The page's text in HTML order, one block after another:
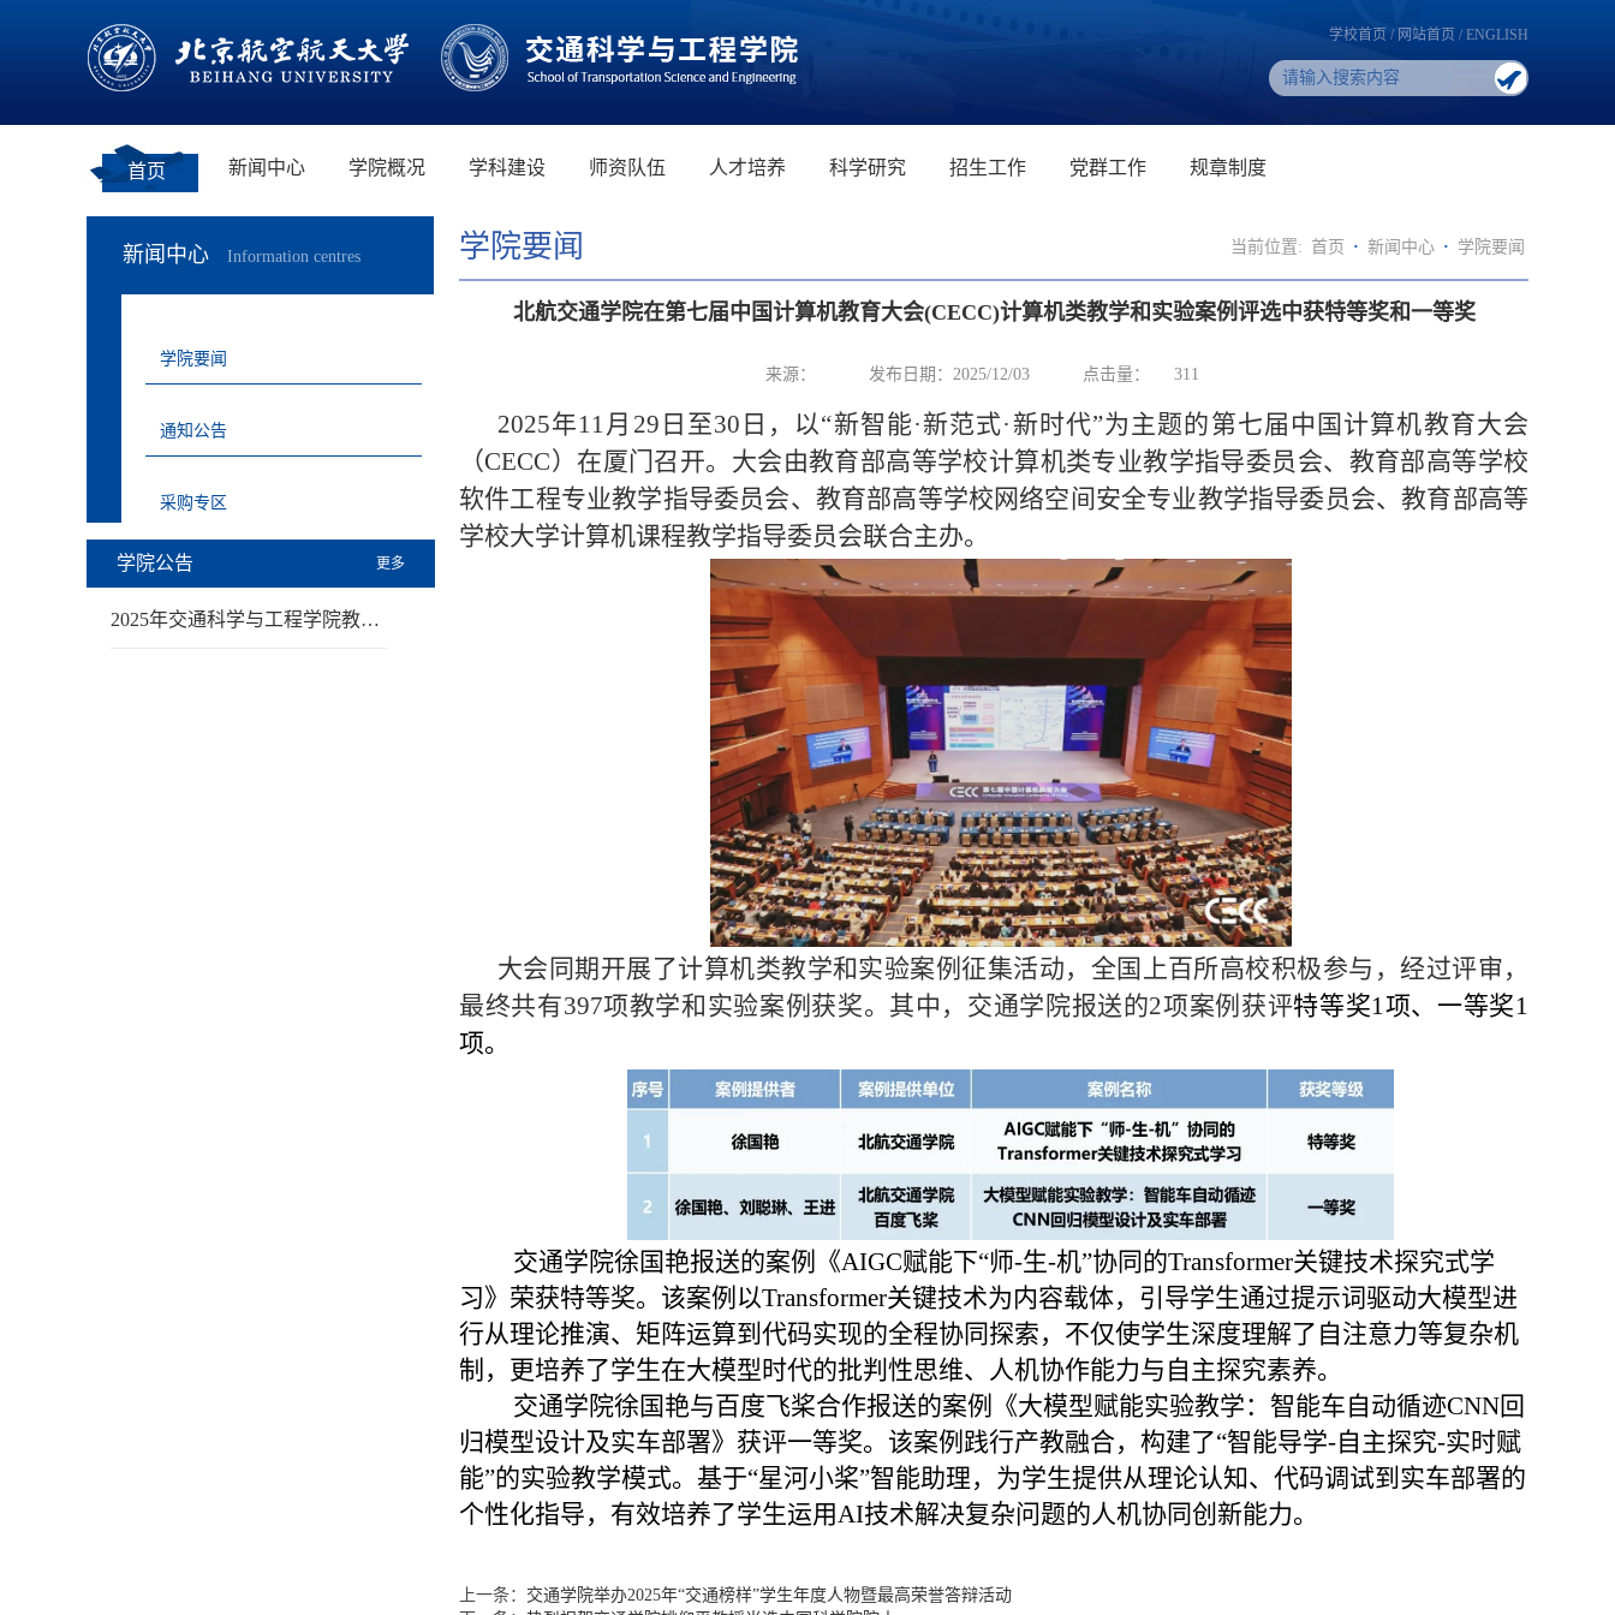
学校首页 / 网站首页 / ENGLISH
首页 新闻中心 学院概况 学科建设 师资队伍 人才培养 科学研究 招生工作 党群工作 规章制度
新闻中心 Information centres
学院要闻
通知公告
采购专区
学院公告 更多
2025年交通科学与工程学院教…
学院要闻 当前位置: 首页 · 新闻中心 · 学院要闻
北航交通学院在第七届中国计算机教育大会(CECC)计算机类教学和实验案例评选中获特等奖和一等奖
来源： 发布日期：2025/12/03 点击量： 311
2025年11月29日至30日，以“新智能·新范式·新时代”为主题的第七届中国计算机教育大会
（CECC）在厦门召开。大会由教育部高等学校计算机类专业教学指导委员会、教育部高等学校
软件工程专业教学指导委员会、教育部高等学校网络空间安全专业教学指导委员会、教育部高等
学校大学计算机课程教学指导委员会联合主办。
大会同期开展了计算机类教学和实验案例征集活动，全国上百所高校积极参与，经过评审，
最终共有397项教学和实验案例获奖。其中，交通学院报送的2项案例获评特等奖1项、一等奖1
项。
交通学院徐国艳报送的案例《AIGC赋能下“师-生-机”协同的Transformer关键技术探究式学
习》荣获特等奖。该案例以Transformer关键技术为内容载体，引导学生通过提示词驱动大模型进
行从理论推演、矩阵运算到代码实现的全程协同探索，不仅使学生深度理解了自注意力等复杂机
制，更培养了学生在大模型时代的批判性思维、人机协作能力与自主探究素养。
交通学院徐国艳与百度飞桨合作报送的案例《大模型赋能实验教学：智能车自动循迹CNN回
归模型设计及实车部署》获评一等奖。该案例践行产教融合，构建了“智能导学-自主探究-实时赋
能”的实验教学模式。基于“星河小桨”智能助理，为学生提供从理论认知、代码调试到实车部署的
个性化指导，有效培养了学生运用AI技术解决复杂问题的人机协同创新能力。
上一条： 交通学院举办2025年“交通榜样”学生年度人物暨最高荣誉答辩活动